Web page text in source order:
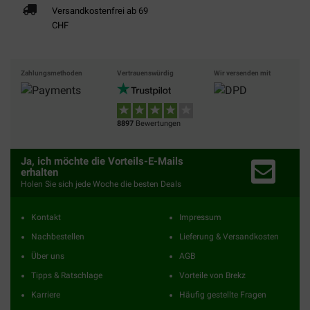
Versandkostenfrei ab 69
CHF
Zahlungsmethoden Vertrauenswürdig
8897 Bewertungen
Wir versenden mit
Ja, ich möchte die Vorteils-E-Mails
erhalten
Holen Sie sich jede Woche die besten Deals
Kontakt
Nachbestellen
Über uns
Tipps & Ratschlage
Karriere
Impressum
Lieferung & Versandkosten
AGB
Vorteile von Brekz
Häufig gestellte Fragen